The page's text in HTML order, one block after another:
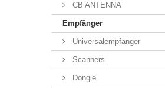
CB ANTENNA
Empfänger
Universalempfänger
Scanners
Dongle